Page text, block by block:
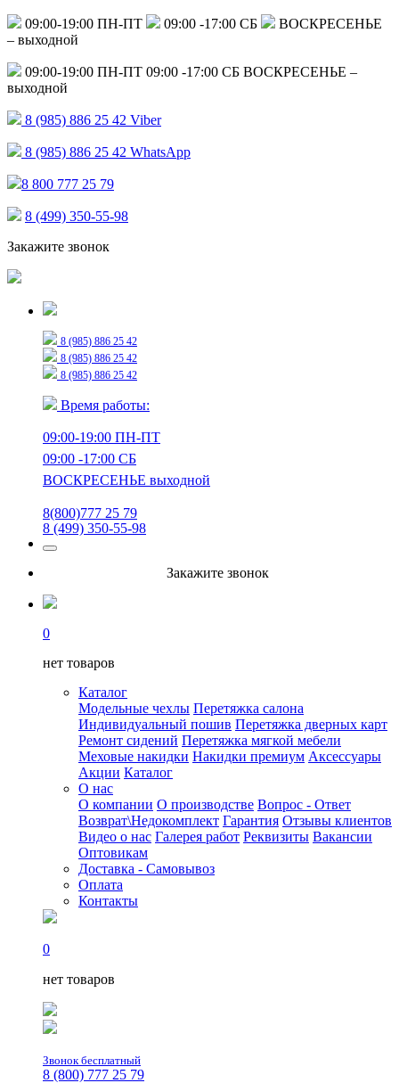
09:00-19:00 ПН-ПТ 09:00 -17:00 СБ
ВОСКРЕСЕНЬЕ
– выходной
09:00-19:00 ПН-ПТ 09:00 -17:00 СБ ВОСКРЕСЕНЬЕ –
выходной
8 (985) 886 25 42 Viber
8 (985) 886 25 42 WhatsApp
8 800 777 25 79
8 (499) 350-55-98
Закажите звонок
8 (985) 886 25 42
8 (985) 886 25 42
8 (985) 886 25 42
Время работы:
09:00-19:00 ПН-ПТ
09:00 -17:00 СБ
ВОСКРЕСЕНЬЕ выходной
8(800)777 25 79
8 (499) 350-55-98
Закажите звонок
0
нет товаров
Каталог
Модельные чехлы Перетяжка салона
Индивидуальный пошив Перетяжка дверных карт
Ремонт сидений Перетяжка мягкой мебели
Меховые накидки Накидки премиум Аксессуары
Акции Каталог
О нас
О компании О производстве Вопрос - Ответ
Возврат\Недокомплект Гарантия Отзывы клиентов
Видео о нас Галерея работ Реквизиты Вакансии
Оптовикам
Доставка - Самовывоз
Оплата
Контакты
0
нет товаров
Звонок бесплатный
8 (800) 777 25 79